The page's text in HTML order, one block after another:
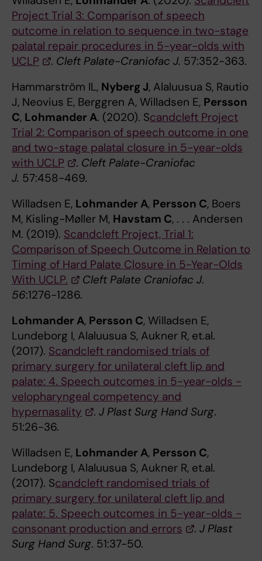
Project Trial 3: Comparison of speech
outcome in relation to sequence in two-stage
palatal repair procedures in 5-year-olds with
UCLP
. Cleft Palate-Craniofac J. 57:352-363.
Hammarström IL, Nyberg J, Alaluusua S, Rautio
J, Neovius E, Berggren A, Willadsen E, Persson
C, Lohmander A. (2020). Scandcleft Project
Trial 2: Comparison of speech outcome in one
and two-stage palatal closure in 5-year-olds
with UCLP
. Cleft Palate-Craniofac
J. 57:458-469.
Willadsen E, Lohmander A, Persson C, Boers
M, Kisling-Møller M, Havstam C, . . . Andersen
M. (2019). Scandcleft Project, Trial 1:
Comparison of Speech Outcome in Relation to
Timing of Hard Palate Closure in 5-Year-Olds
With UCLP.
Cleft Palate Craniofac J.
56:1276-1286.
Lohmander A, Persson C, Willadsen E,
Lundeborg I, Alaluusua S, Aukner R, et.al.
(2017). Scandcleft randomised trials of
primary surgery for unilateral cleft lip and
palate: 4. Speech outcomes in 5-year-olds -
velopharyngeal competency and
hypernasality
. J Plast Surg Hand Surg.
51:26-36.
Willadsen E, Lohmander A, Persson C,
Lundeborg I, Alaluusua S, Aukner R, et.al.
(2017). Scandcleft randomised trials of
primary surgery for unilateral cleft lip and
palate: 5. Speech outcomes in 5-year-olds -
consonant production and errors
. J Plast
Surg Hand Surg. 51:37-50.